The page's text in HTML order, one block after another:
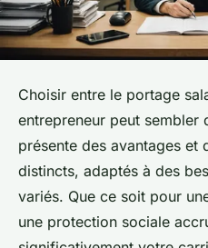
Choisir entre le portage
entrepreneur peut sembler
présente des avantages et
distincts, adaptés à des
variés. Que ce soit pour
une protection sociale